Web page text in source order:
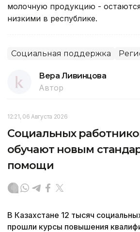
молочную продукцию -
низкими в республике.
Социальная поддержка
Вера Ливинцова
Автор
12:21, 06 Августа 2026
Социальных
обучают новым
помощи
В Казахстане 12 тысяч
прошли курсы повышения